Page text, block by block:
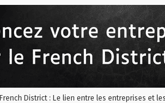
French District : Le lien entre les entreprises et